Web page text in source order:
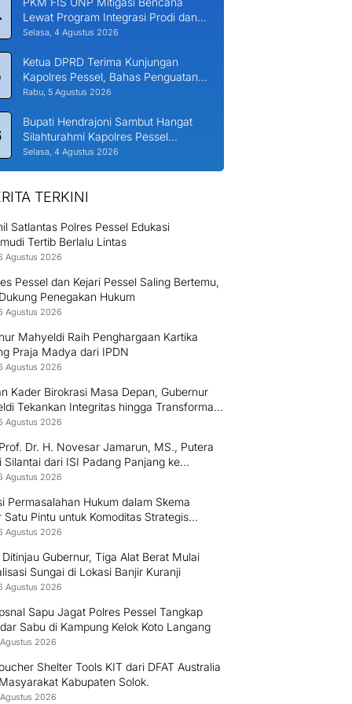
Lewat Program Integrasi Prodi dan
Nagari di Padang Laweh Malalo
Selasa, 4 Agustus 2026
Ketua DPRD Terima Kunjungan
Kapolres Pessel, Bahas Penguatan
Kerjasama Hankamtibmas
Rabu, 5 Agustus 2026
Bupati Hendrajoni Sambut Hangat
Silahturahmi Kapolres Pessel
Bersama PJU
Selasa, 4 Agustus 2026
TERKINI
Satlantas Polres Pessel Edukasi
Tertib Berlalu Lintas
Agustus 2026
Pessel dan Kejari Pessel Saling Bertemu,
Penegakan Hukum
Agustus 2026
Mahyeldi Raih Penghargaan Kartika
Praja Madya dari IPDN
Agustus 2026
Kader Birokrasi Masa Depan, Gubernur
Tekankan Integritas hingga Transformasi
Praja IPDN Asal Sumbar
Agustus 2026
Dr. H. Novesar Jamarun, MS., Putera
Silantai dari ISI Padang Panjang ke
Dharma Andalas
Agustus 2026
Permasalahan Hukum dalam Skema
Satu Pintu untuk Komoditas Strategis
Agustus 2026
Gubernur, Tiga Alat Berat Mulai
Sungai di Lokasi Banjir Kuranji
Agustus 2026
Sapu Jagat Polres Pessel Tangkap
Sabu di Kampung Kelok Koto Langang
2026
Shelter Tools KIT dari DFAT Australia
Kabupaten Solok.
2026